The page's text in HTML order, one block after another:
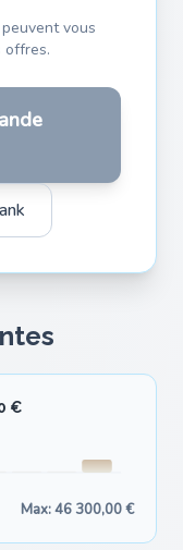
vous
offres.
€
Max: 46 300,00 €